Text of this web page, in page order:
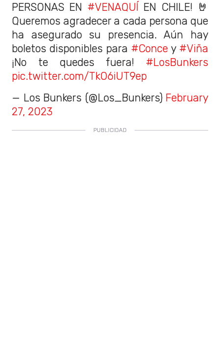
PERSONAS EN #VENAQUÍ EN CHILE! 🤘
Queremos agradecer a cada persona que
ha asegurado su presencia. Aún hay
boletos disponibles para #Conce y #Viña
¡No te quedes fuera! #LosBunkers
pic.twitter.com/TkO6iUT9ep
— Los Bunkers (@Los_Bunkers) February
27, 2023